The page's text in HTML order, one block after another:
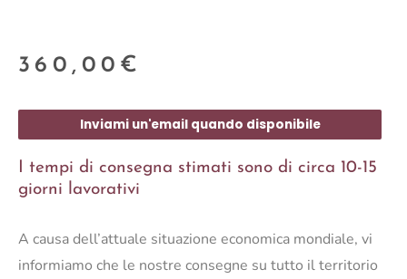
360,00 €
Inviami un'email quando disponibile
I tempi di consegna stimati sono di circa 10-15
giorni lavorativi
A causa dell’attuale situazione economica mondiale, vi
informiamo che le nostre consegne su tutto il territorio